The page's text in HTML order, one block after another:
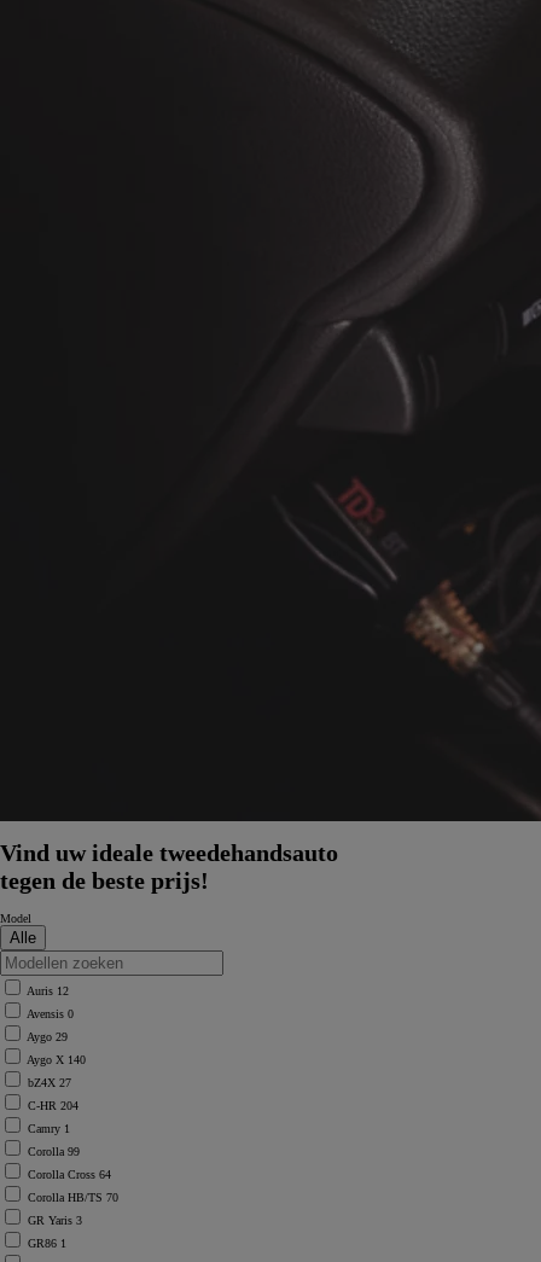
Vind uw ideale tweedehandsauto
tegen de beste prijs!
Model
Auris 12
Avensis 0
Aygo 29
Aygo X 140
bZ4X 27
C-HR 204
Camry 1
Corolla 99
Corolla Cross 64
Corolla HB/TS 70
GR Yaris 3
GR86 1